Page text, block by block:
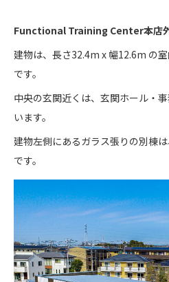
Functional Training Center本店
建物は、長さ32.4m x 幅12.6m の
です。
中央の玄関近くは、玄関ホール・
います。
建物左側にあるガラス張りの別棟
です。